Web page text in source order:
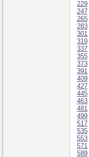
229
247
265
283
301
319
337
355
373
391
409
427
445
463
481
499
517
535
553
571
589